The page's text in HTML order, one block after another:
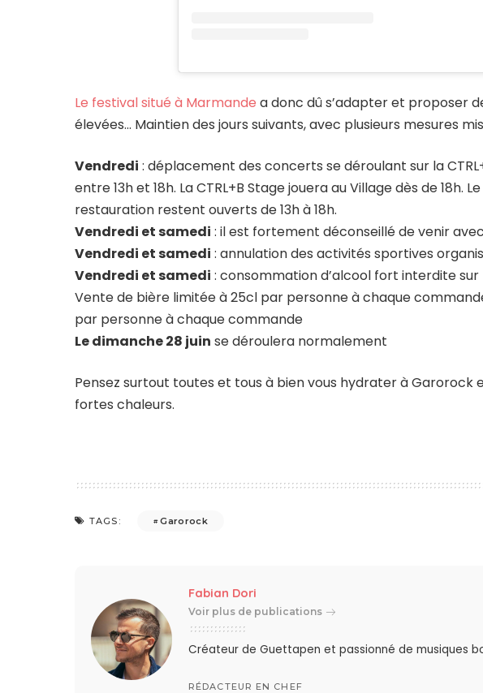
Le festival situé à Marmande a donc dû s’adapter et proposer
élevées… Maintien des jours suivants, avec plusieurs mesures
Vendredi : déplacement des concerts se déroulant sur la
entre 13h et 18h. La CTRL+B Stage jouera au Village dès de 18h.
restauration restent ouverts de 13h à 18h.
Vendredi et samedi : il est fortement déconseillé de venir
Vendredi et samedi : annulation des activités sportives
Vendredi et samedi : consommation d’alcool fort interdite sur
Vente de bière limitée à 25cl par personne à chaque
par personne à chaque commande
Le dimanche 28 juin se déroulera normalement
Pensez surtout toutes et tous à bien vous hydrater à Garorock
fortes chaleurs.
TAGS: Garorock
Fabian Dori
Voir plus de publications
Créateur de Guettapen et passionné de musiques
RÉDACTEUR EN CHEF